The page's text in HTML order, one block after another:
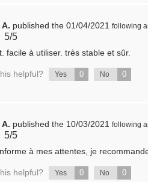
published the 01/04/2021 following
5/5
facile à utiliser. très stable et sûr.
helpful? Yes 0 No 0
published the 10/03/2021 following
5/5
à mes attentes, je
helpful? Yes 0 No 0